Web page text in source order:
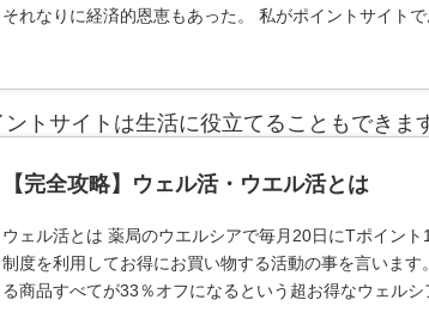
それなりに経済的恩恵もあった。 私がポイントサイトで
ントサイトは生活に役立てることもできま
【完全攻略】ウェル活・ウエル活とは
ウェル活とは 薬局のウエルシアで毎月20日にTポイン
制度を利用してお得にお買い物する活動の事を言います
る商品すべてが33％オフになるという超お得なウェルシ